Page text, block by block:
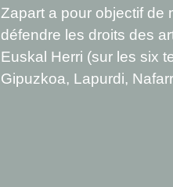
Zapart a pour objectif de
défendre les droits des
Euskal Herri (sur les six
Gipuzkoa, Lapurdi,